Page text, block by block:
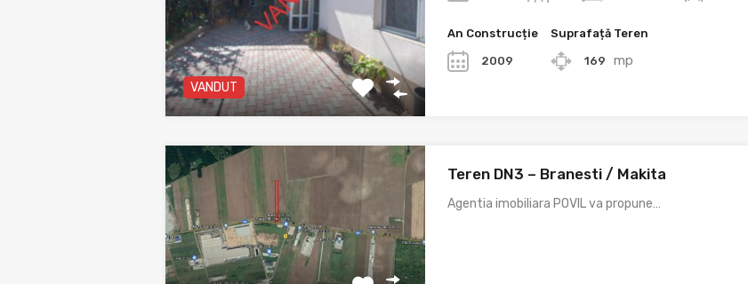
VANDUT
An Construcție
2009
Suprafață Teren
169 mp
Teren DN3 – Branesti / Makita
Agentia imobiliara POVIL va propune…